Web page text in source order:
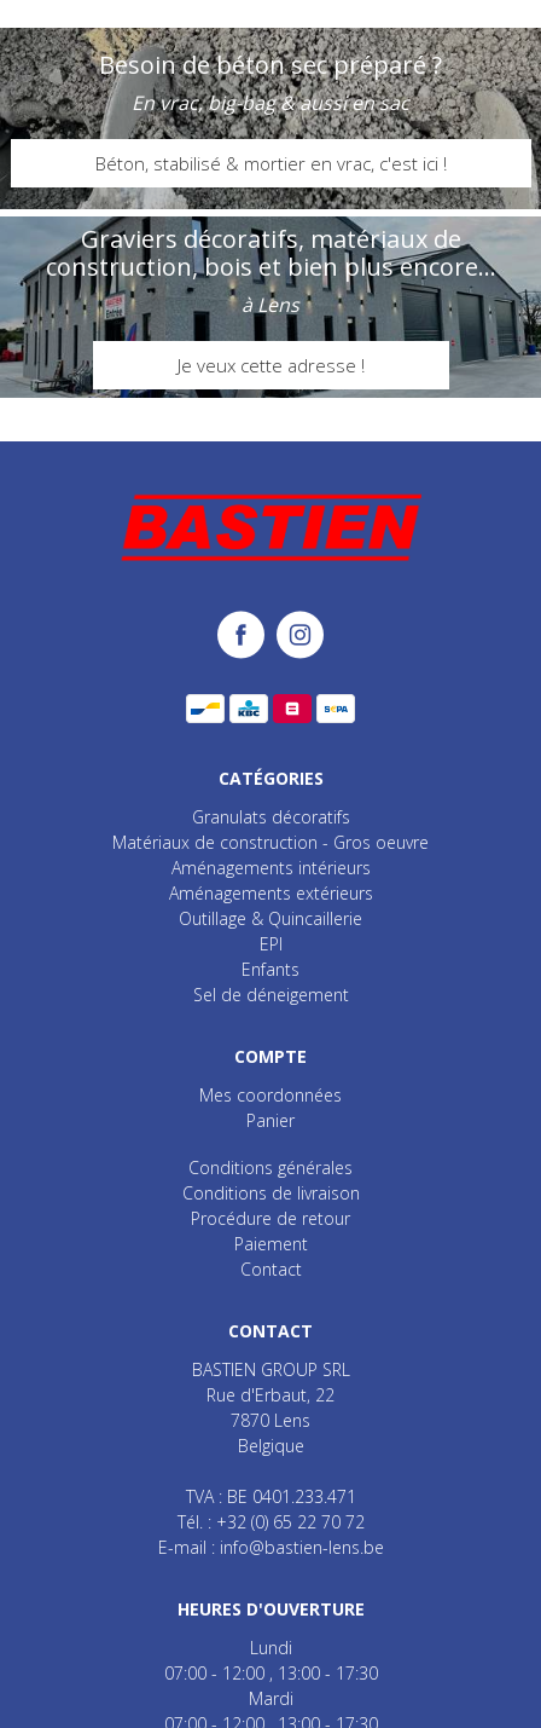
Besoin de béton sec préparé ?
En vrac, big-bag & aussi en sac
Béton, stabilisé & mortier en vrac, c'est ici !
Graviers décoratifs, matériaux de
construction, bois et bien plus encore...
à Lens
Je veux cette adresse !
CATÉGORIES
Granulats décoratifs
Matériaux de construction - Gros oeuvre
Aménagements intérieurs
Aménagements extérieurs
Outillage & Quincaillerie
EPI
Enfants
Sel de déneigement
COMPTE
Mes coordonnées
Panier
Conditions générales
Conditions de livraison
Procédure de retour
Paiement
Contact
CONTACT
BASTIEN GROUP SRL
Rue d'Erbaut, 22
7870 Lens
Belgique
TVA : BE 0401.233.471
Tél. : +32 (0) 65 22 70 72
E-mail : info@bastien-lens.be
HEURES D'OUVERTURE
Lundi
07:00 - 12:00
13:00 - 17:30
Mardi